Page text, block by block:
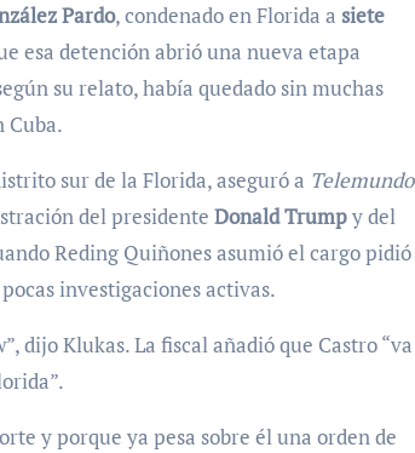
Pardo, condenado en Florida a siete
esa detención abrió una nueva etapa
su relato, había quedado sin muchas
Cuba.
sur de la Florida, aseguró a Telemundo
del presidente Donald Trumpy del
Reding Quiñones asumió el cargo pidió
investigaciones activas.
dijo Klukas. La fiscal añadió que Castro “va
y porque ya pesa sobre él una orden de